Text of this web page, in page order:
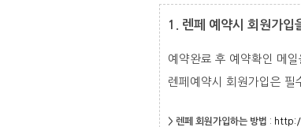
1. 렌페 예약시 회원가입
예약완료 후 예약확인 메
렌페예약시 회원가입은 필
> 렌페 회원가입하는 방법 :